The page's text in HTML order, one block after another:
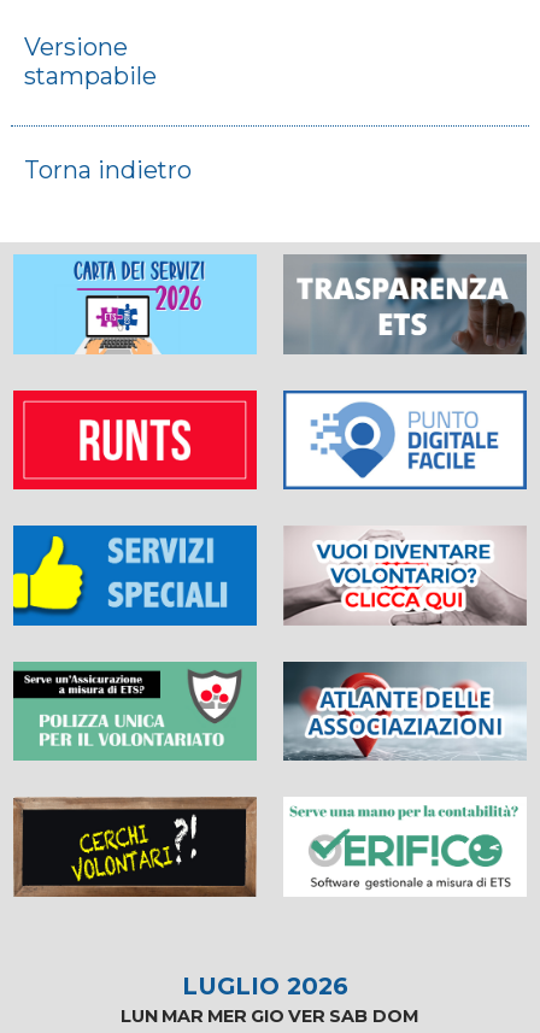
Versione
stampabile
Torna indietro
LUGLIO 2026
LUN MAR MER GIO VER SAB DOM